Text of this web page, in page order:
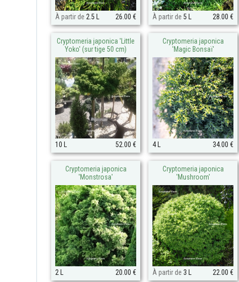
À partir de 2.5 L 26.00 € À partir de 5 L 28.00 €
Cryptomeria japonica 'Little
Yoko' (sur tige 50 cm)
10 L 52.00 €
Cryptomeria japonica
'Magic Bonsaï'
4 L 34.00 €
Cryptomeria japonica
'Monstrosa'
2 L 20.00 €
Cryptomeria japonica
'Mushroom'
À partir de 3 L 22.00 €